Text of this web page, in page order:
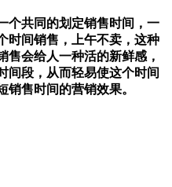
个共同的划定销售时间，一
时间销售，上午不卖，这种
售会给人一种活的新鲜感，
间段，从而轻易使这个时间
销售时间的营销效果。